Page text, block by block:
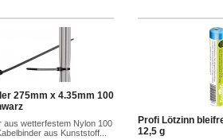
275mm x 4.35mm 100
aus wetterfestem Nylon 100
aus Kunststoff...
Profi Lötzinn
12,5 g